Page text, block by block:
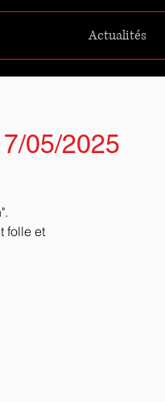
Actualités
05/2025
folle et